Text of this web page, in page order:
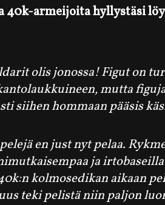
40k-armeijoita hyllystäsi
olis jonossa! Figut on
mutta
siihen hommaan pääsis
pelejä en just nyt pelaa.
ja
kolmosedikan aikaan
teki pelistä niin paljon